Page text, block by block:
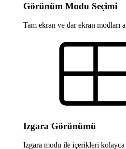
Görünüm Modu Seçimi
Tam ekran ve dar ekran modları
Izgara Görünümü
Izgara modu ile içerikleri